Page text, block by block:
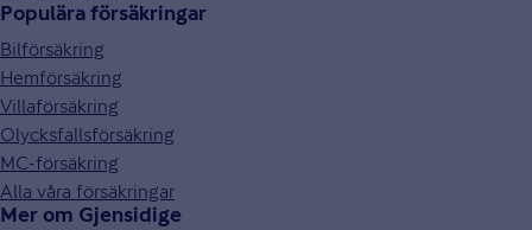
Populära försäkringar
Bilförsäkring
Hemförsäkring
Villaförsäkring
Olycksfallsförsäkring
MC-försäkring
Alla våra försäkringar
Mer om Gjensidige